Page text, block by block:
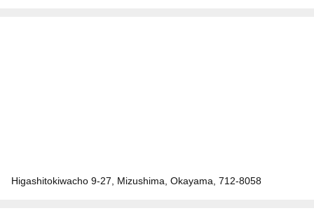
Higashitokiwacho 9-27, Mizushima, Okayama, 712-8058